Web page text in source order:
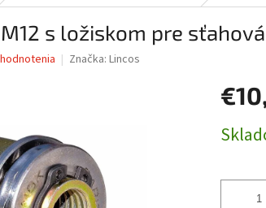
s ložiskom pre
Značka: Lincos
cena: